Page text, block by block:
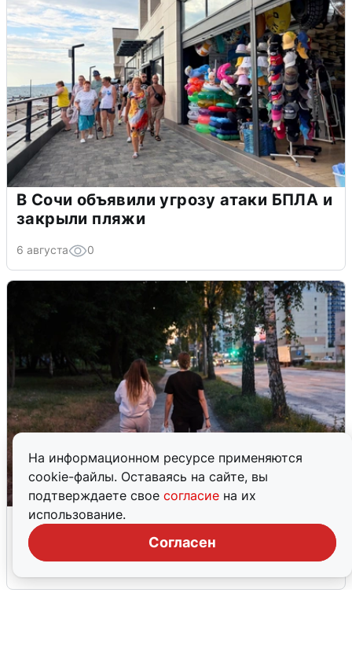
На информационном ресурсе применяются
cookie-файлы. Оставаясь на сайте, вы
подтверждаете свое согласие на их
использование.
Согласен
В Сочи объявили угрозу атаки БПЛА и
закрыли пляжи
6 августа 0
Опубликована карта отключений
воды в Воронеже